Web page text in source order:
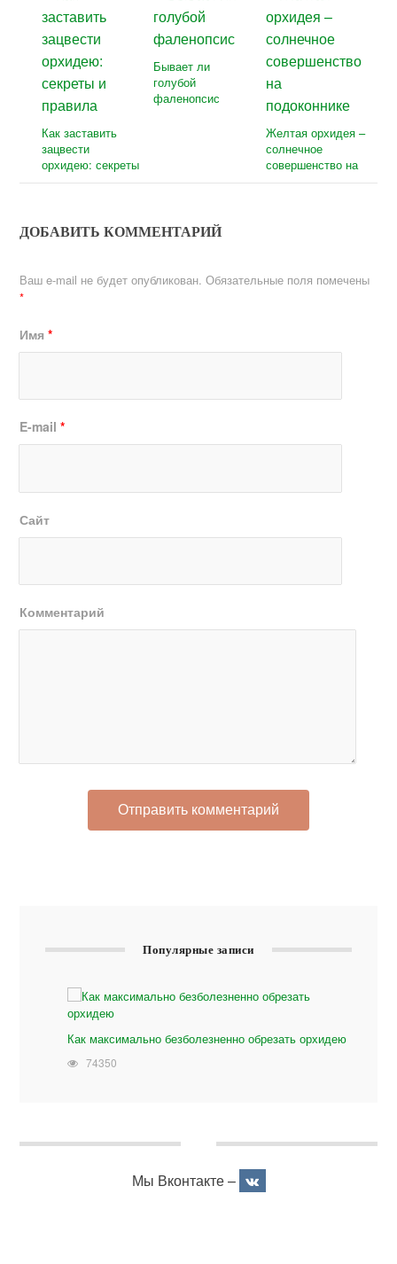
Как заставить
зацвести
орхидею: секреты
и правила
Бывает ли
голубой
фаленопсис
Желтая орхидея –
солнечное
совершенство на
подоконнике
ДОБАВИТЬ КОММЕНТАРИЙ
Ваш e-mail не будет опубликован. Обязательные поля помечены
*
Имя*
E-mail*
Сайт
Комментарий
Популярные записи
Как максимально безболезненно обрезать орхидею
74350
Мы Вконтакте –